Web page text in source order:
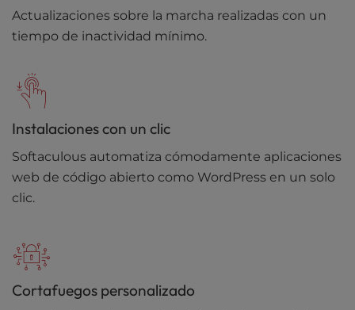
Actualizaciones sobre la marcha realizadas con un
tiempo de inactividad mínimo.
Instalaciones con un clic
Softaculous automatiza cómodamente aplicaciones
web de código abierto como WordPress en un solo
clic.
Cortafuegos personalizado